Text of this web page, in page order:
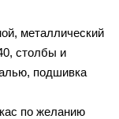
металлический
столбы и
подшивка
по желанию